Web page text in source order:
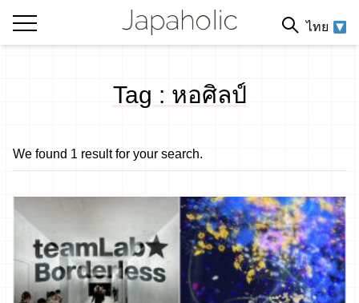
ไทย
Tag : หอศิลป์
We found 1 result for your search.